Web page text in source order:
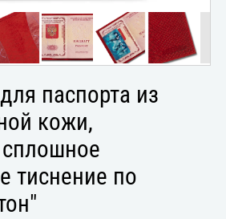
паспорта из
кожи,
тиснение по